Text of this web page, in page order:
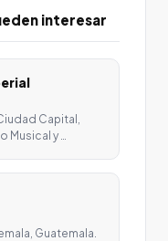
interesar
Capital,
Musical y …
Guatemala.